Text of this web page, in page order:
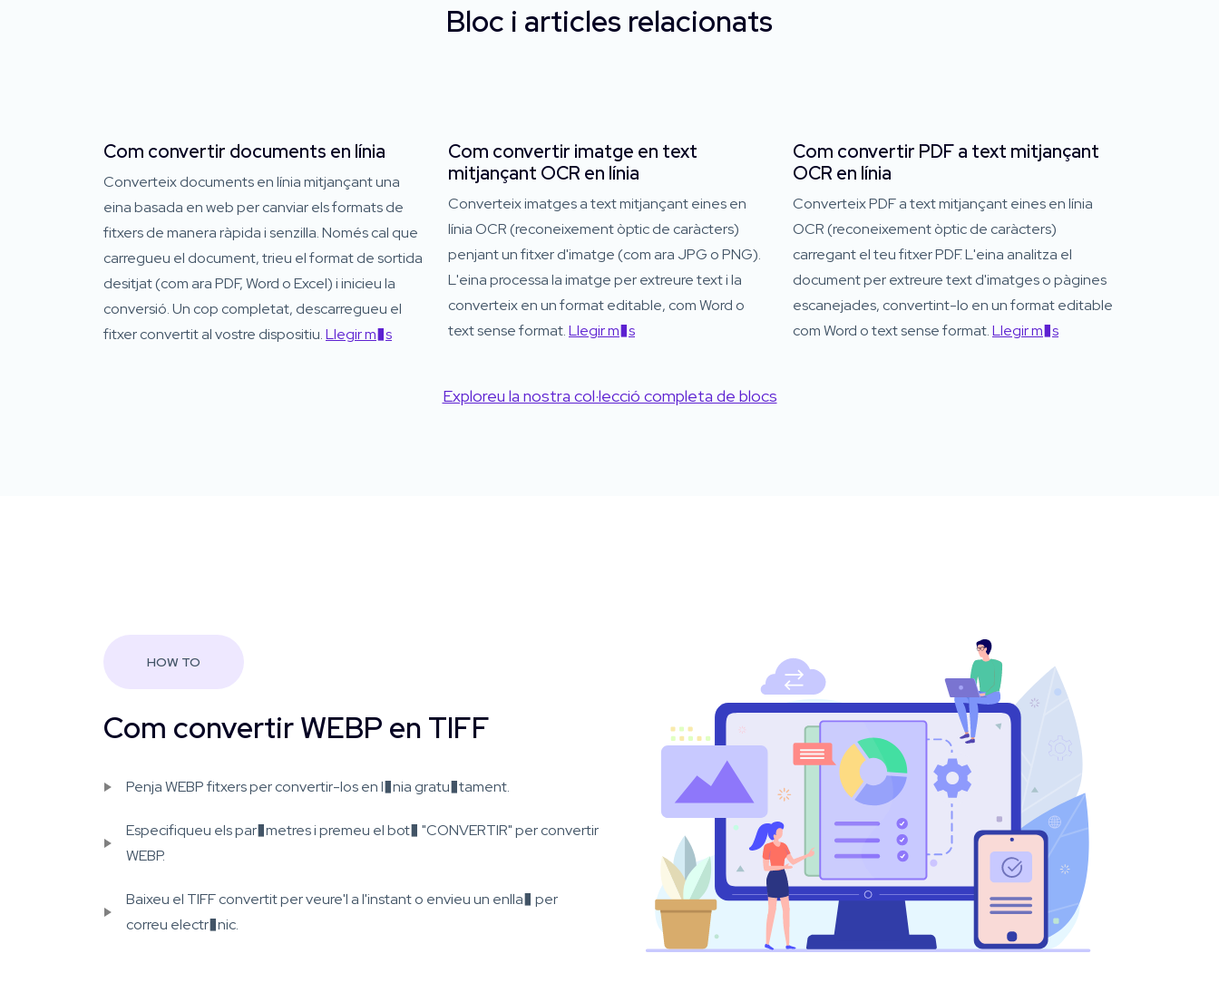
Bloc i articles relacionats
Com convertir documents en línia
Converteix documents en línia mitjançant una
eina basada en web per canviar els formats de
fitxers de manera ràpida i senzilla. Només cal que
carregueu el document, trieu el format de sortida
desitjat (com ara PDF, Word o Excel) i inicieu la
conversió. Un cop completat, descarregueu el
fitxer convertit al vostre dispositiu.Llegir m�s
Com convertir imatge en text
mitjançant OCR en línia
Converteix imatges a text mitjançant eines en
línia OCR (reconeixement òptic de caràcters)
penjant un fitxer d'imatge (com ara JPG o PNG).
L'eina processa la imatge per extreure text i la
converteix en un format editable, com Word o
text sense format.Llegir m�s
Com convertir PDF a text mitjançant
OCR en línia
Converteix PDF a text mitjançant eines en línia
OCR (reconeixement òptic de caràcters)
carregant el teu fitxer PDF. L'eina analitza el
document per extreure text d'imatges o pàgines
escanejades, convertint-lo en un format editable
com Word o text sense format.Llegir m�s
Exploreu la nostra col·lecció completa de blocs
HOW TO
Com convertir WEBP en TIFF
Penja WEBP fitxers per convertir-los en l�nia gratu�tament.
Especifiqueu els par�metres i premeu el bot� "CONVERTIR" per convertir
WEBP.
Baixeu el TIFF convertit per veure'l a l'instant o envieu un enlla� per
correu electr�nic.